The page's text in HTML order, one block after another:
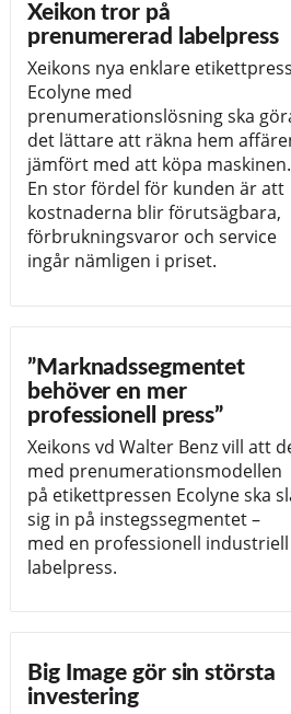
Xeikon tror på
prenumererad labelpress
Xeikons nya enklare etikettpress
Ecolyne med
prenumerationslösning ska
det lättare att räkna hem
jämfört med att köpa maskinen.
En stor fördel för kunden är att
kostnaderna blir förutsägbara,
förbrukningsvaror och service
ingår nämligen i priset.
”Marknadssegmentet
behöver en mer
professionell press”
Xeikons vd Walter Benz vill att
med prenumerationsmodellen
på etikettpressen Ecolyne ska
sig in på instegssegmentet –
med en professionell industriell
labelpress.
Big Image gör sin största
investering